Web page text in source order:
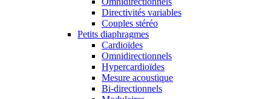
Directivités variables
Couples stéréo
Petits diaphragmes
Cardioïdes
Omnidirectionnels
Hypercardioïdes
Mesure acoustique
Bi-directionnels